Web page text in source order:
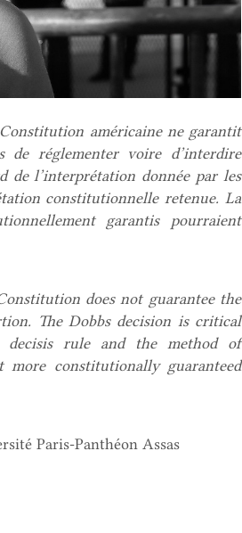
américaine ne garantit
de réglementer voire d’interdire
de l’interprétation donnée par les
constitutionnelle retenue. La
garantis pourraient
does not guarantee the
The Dobbs decision is critical
rule and the method of
more constitutionally guaranteed
Paris-Panthéon Assas